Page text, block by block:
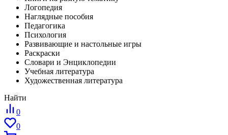
Логопедия
Наглядные пособия
Педагогика
Психология
Развивающие и настольные игры
Раскраски
Словари и Энциклопедии
Учебная литература
Художественная литература
Найти
0
0